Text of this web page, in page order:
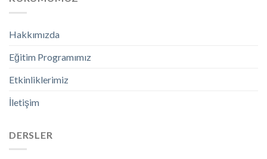
Hakkımızda
Eğitim Programımız
Etkinliklerimiz
İletişim
DERSLER